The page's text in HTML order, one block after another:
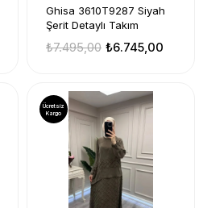
Ghisa 3610T9287 Siyah
Şerit Detaylı Takım
₺6.745,00
₺7.495,00
Ücretsiz
Kargo